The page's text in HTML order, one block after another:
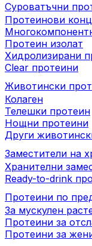
Суроватъчни
Протеинови
Протеин изолат
Хидролизирани
Clear протеини
Животински
Колаген
Телешки протеин
Нощни протеини
Други
Заместители на
Хранителни
Ready-to-drink
Протеини по
За мускулен
Протеини за
Протеини за